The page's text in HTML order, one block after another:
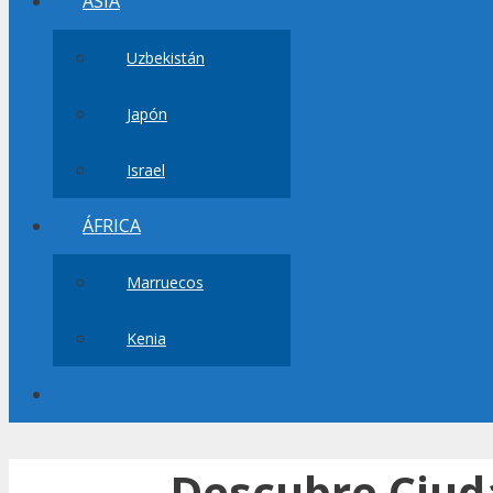
Uzbekistán
Japón
Israel
ÁFRICA
Marruecos
Kenia